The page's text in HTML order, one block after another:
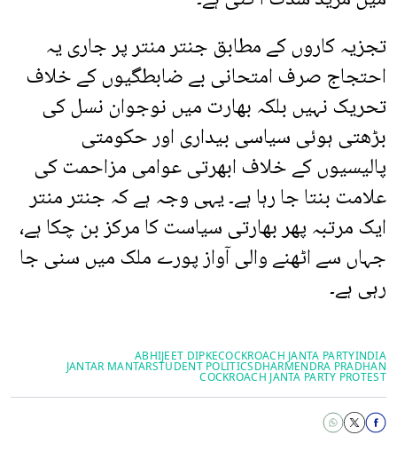
تجزیہ کاروں کے مطابق جنتر منتر پر جاری یہ
احتجاج صرف امتحانی بے ضابطگیوں کے خلاف
تحریک نہیں بلکہ بھارت میں نوجوان نسل کی
بڑھتی ہوئی سیاسی بیداری اور حکومتی
پالیسیوں کے خلاف ابھرتی عوامی مزاحمت کی
علامت بنتا جا رہا ہے۔ یہی وجہ ہے کہ جنتر منتر
ایک مرتبہ پھر بھارتی سیاست کا مرکز بن چکا ہے،
جہاں سے اٹھنے والی آواز پورے ملک میں سنی جا
رہی ہے۔
INDIA
COCKROACH JANTA PARTY
ABHIJEET DIPKE
DHARMENDRA PRADHAN
STUDENT POLITICS
JANTAR MANTAR
COCKROACH JANTA PARTY PROTEST